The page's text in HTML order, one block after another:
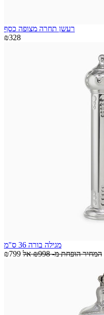
רעשן תחרה מצופה כסף
₪328
מגילה בורה 36 ס"מ
₪799
המחיר הופחת מ-₪998 אל